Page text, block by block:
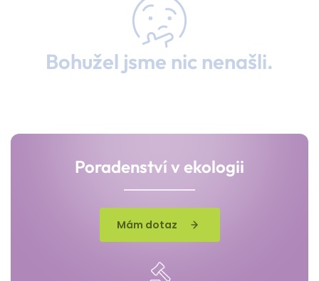
Bohužel jsme nic nenašli.
Poradenství v ekologii
Mám dotaz